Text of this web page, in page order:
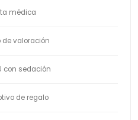
médica
de valoración
con sedación
de regalo